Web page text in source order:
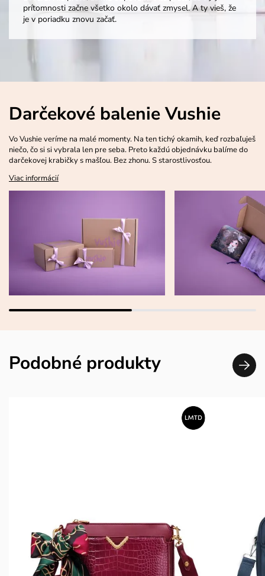
prítomnosti začne všetko okolo dávať zmysel. A ty vieš, že
je v poriadku znovu začať.
Darčekové balenie Vushie
Vo Vushie veríme na malé momenty. Na ten tichý okamih, keď rozbaľuješ
niečo, čo si si vybrala len pre seba. Preto každú objednávku balíme do
darčekovej krabičky s mašľou. Bez zhonu. S starostlivosťou.
Viac informácií
Podobné produkty